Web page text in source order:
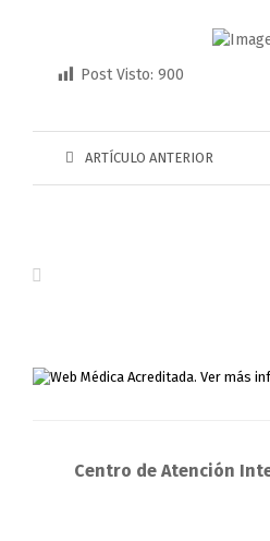
Post Visto: 900
ARTÍCULO ANTERIOR
Centro de Atención